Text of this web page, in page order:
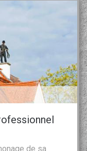
de sa